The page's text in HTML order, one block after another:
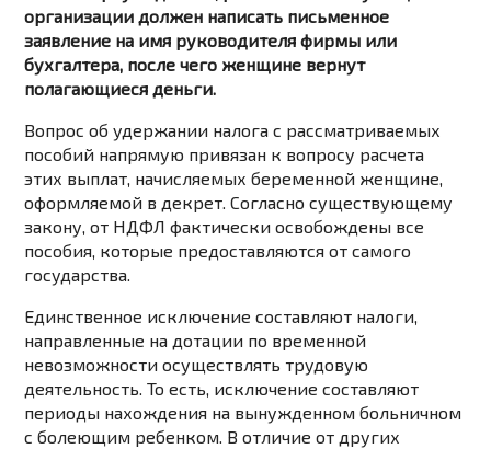
организации должен написать письменное
заявление на имя руководителя фирмы или
бухгалтера, после чего женщине вернут
полагающиеся деньги.
Вопрос об удержании налога с рассматриваемых
пособий напрямую привязан к вопросу расчета
этих выплат, начисляемых беременной женщине,
оформляемой в декрет. Согласно существующему
закону, от НДФЛ фактически освобождены все
пособия, которые предоставляются от самого
государства.
Единственное исключение составляют налоги,
направленные на дотации по временной
невозможности осуществлять трудовую
деятельность. То есть, исключение составляют
периоды нахождения на вынужденном больничном
с болеющим ребенком. В отличие от других